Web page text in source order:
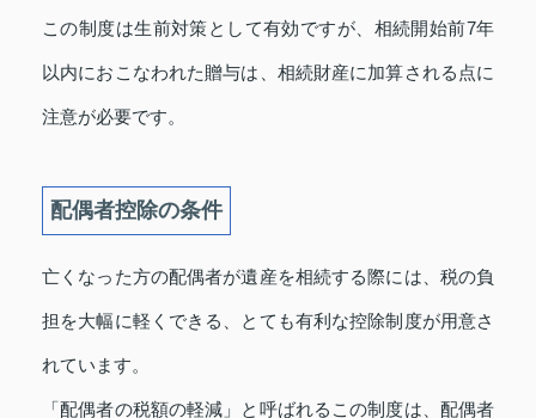
この制度は生前対策として有効ですが、相続開始前7年
以内におこなわれた贈与は、相続財産に加算される点に
注意が必要です。
配偶者控除の条件
亡くなった方の配偶者が遺産を相続する際には、税の負
担を大幅に軽くできる、とても有利な控除制度が用意さ
れています。
「配偶者の税額の軽減」と呼ばれるこの制度は、配偶者